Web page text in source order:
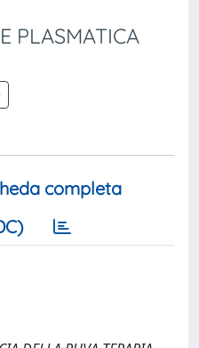
PLASMATICA
completa